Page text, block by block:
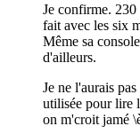
Je confirme. 230
fait avec les six
Même sa
d'ailleurs.
Je ne l'aurais
utilisée pour lire
on m'croit jamé